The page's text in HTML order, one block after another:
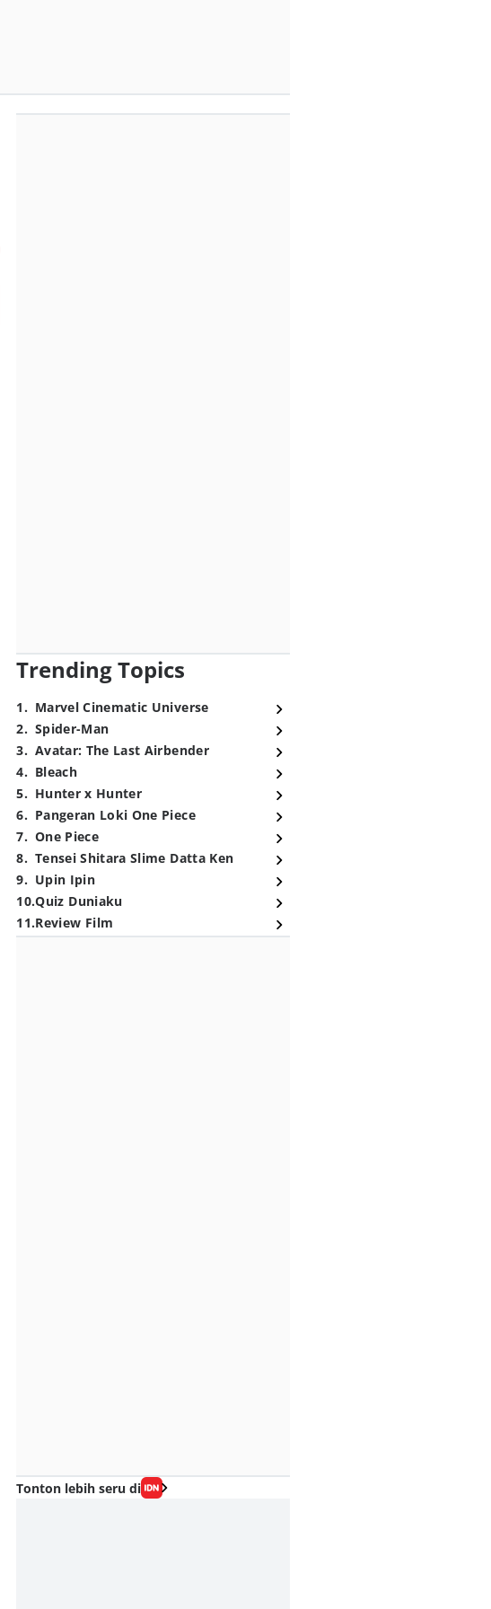
Trending Topics
1. Marvel Cinematic Universe
2. Spider-Man
3. Avatar: The Last Airbender
4. Bleach
5. Hunter x Hunter
6. Pangeran Loki One Piece
7. One Piece
8. Tensei Shitara Slime Datta Ken
9. Upin Ipin
10.Quiz Duniaku
11.Review Film
Tonton lebih seru di